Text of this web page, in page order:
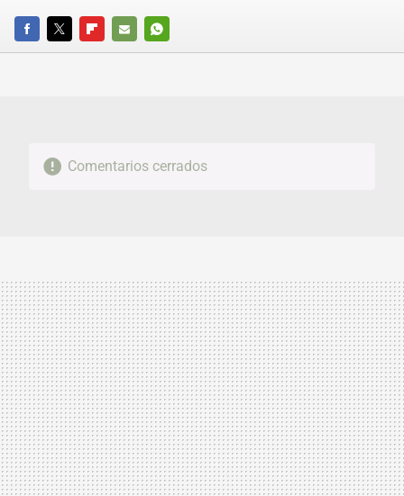
FACEBOOKTWITTERFLIPBOARD
E-
WHATSAPP
Comentarios cerrados